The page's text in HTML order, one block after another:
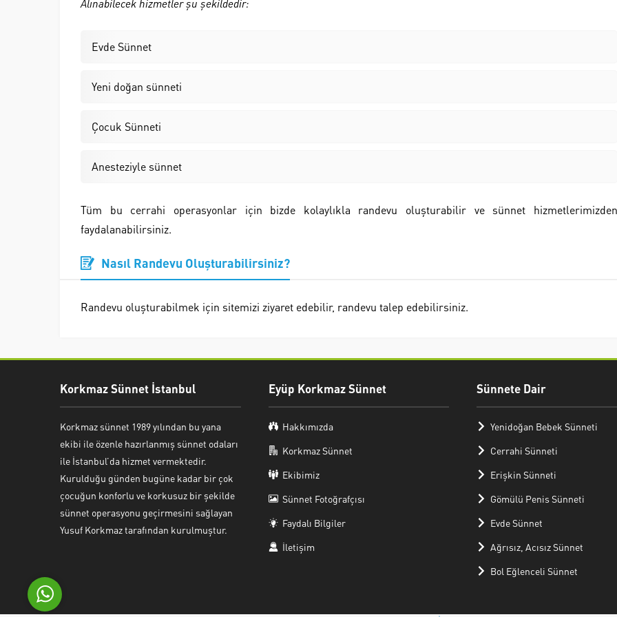
Alınabilecek hizmetler şu şekildedir:
Evde Sünnet
Yeni doğan sünneti
Çocuk Sünneti
Anesteziyle sünnet
Tüm bu cerrahi operasyonlar için bizde kolaylıkla randevu oluşturabilir ve sünnet hizmetlerimizden
faydalanabilirsiniz.
Nasıl Randevu Oluşturabilirsiniz?
Randevu oluşturabilmek için sitemizi ziyaret edebilir, randevu talep edebilirsiniz.
Korkmaz Sünnet İstanbul
Korkmaz sünnet 1989 yılından bu yana
ekibi ile özenle hazırlanmış sünnet odaları
ile İstanbul’da hizmet vermektedir.
Kurulduğu günden bugüne kadar bir çok
çocuğun konforlu ve korkusuz bir şekilde
sünnet operasyonu geçirmesini sağlayan
Yusuf Korkmaz tarafından kurulmuştur.
Eyüp Korkmaz Sünnet
Hakkımızda
Korkmaz Sünnet
Ekibimiz
Sünnet Fotoğrafçısı
Faydalı Bilgiler
İletişim
Sünnete Dair
Yenidoğan Bebek Sünneti
Cerrahi Sünneti
Erişkin Sünneti
Gömülü Penis Sünneti
Evde Sünnet
Ağrısız, Acısız Sünnet
Bol Eğlenceli Sünnet
Korkmaz Sünnet Kliniği
Cevap Yaz